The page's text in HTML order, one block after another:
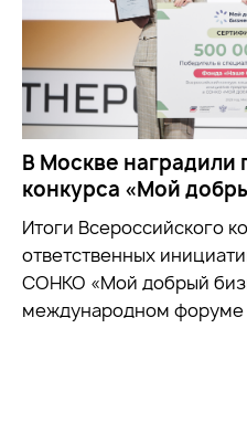
В Москве наградили
конкурса «Мой
Итоги Всероссийского
ответственных
СОНКО «Мой добрый
международном форуме